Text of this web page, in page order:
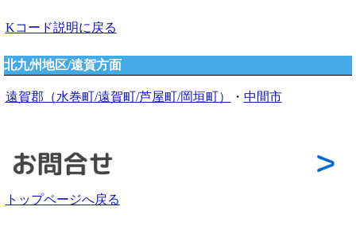
Kコード説明に戻る
北九州地区/遠賀方面
遠賀郡（水巻町/遠賀町/芦屋町/岡垣町） ・ 中間市
トップページへ戻る